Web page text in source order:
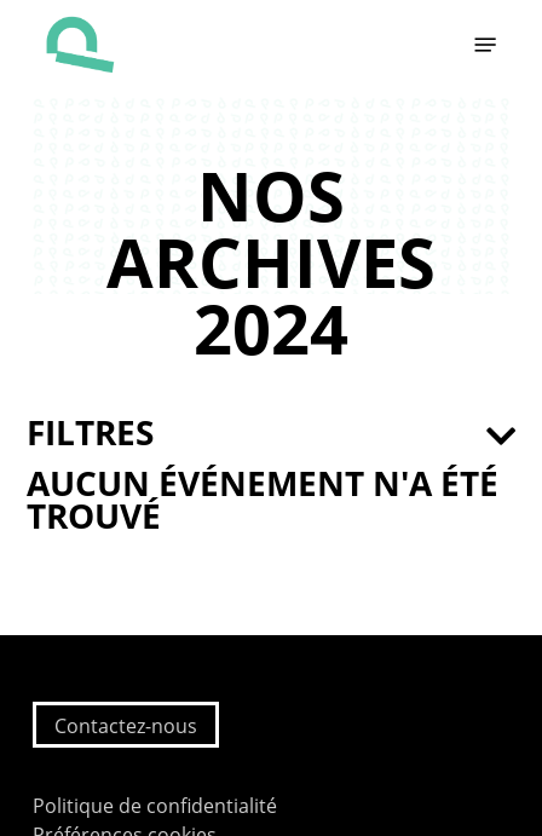
NOS
ARCHIVES
2024
AUCUN ÉVÉNEMENT N'A ÉTÉ
TROUVÉ
FILTRES
Contactez-nous
Politique de confidentialité